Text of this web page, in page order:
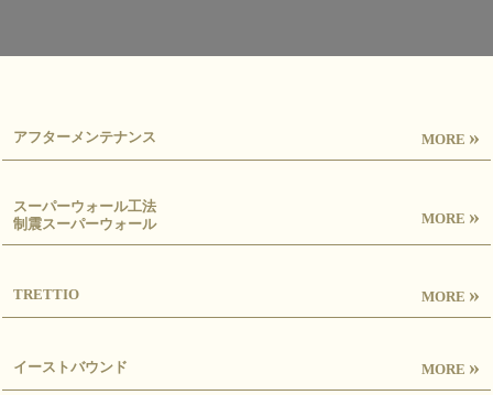
アフターメンテナンス MORE »
スーパーウォール工法
制震スーパーウォール
MORE »
TRETTIO MORE »
イーストバウンド MORE »